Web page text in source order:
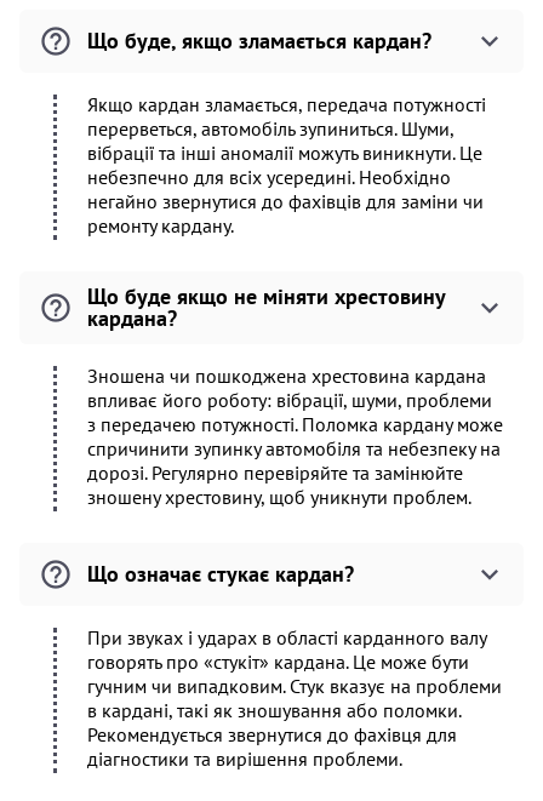
Що буде, якщо зламається кардан?
Якщо кардан зламається, передача потужності
перерветься, автомобіль зупиниться. Шуми,
вібрації та інші аномалії можуть виникнути. Це
небезпечно для всіх усередині. Необхідно
негайно звернутися до фахівців для заміни чи
ремонту кардану.
Що буде якщо не міняти хрестовину
кардана?
Зношена чи пошкоджена хрестовина кардана
впливає його роботу: вібрації, шуми, проблеми
з передачею потужності. Поломка кардану може
спричинити зупинку автомобіля та небезпеку на
дорозі. Регулярно перевіряйте та замінюйте
зношену хрестовину, щоб уникнути проблем.
Що означає стукає кардан?
При звуках і ударах в області карданного валу
говорять про «стукіт» кардана. Це може бути
гучним чи випадковим. Стук вказує на проблеми
в кардані, такі як зношування або поломки.
Рекомендується звернутися до фахівця для
діагностики та вирішення проблеми.